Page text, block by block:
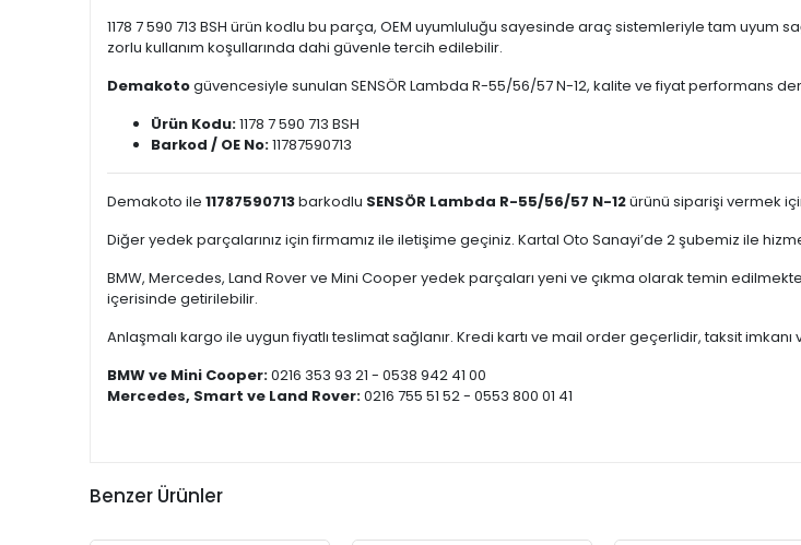
1178 7 590 713 BSH ürün kodlu bu parça, OEM uyumluluğu sayesinde araç sistemleriyle tam uyum
zorlu kullanım koşullarında dahi güvenle tercih edilebilir.
Demakotogüvencesiyle sunulan SENSÖR Lambda R-55/56/57 N-12, kalite ve fiyat performans
Ürün Kodu:1178 7 590 713 BSH
Barkod / OE No:11787590713
Demakoto ile 11787590713barkodlu SENSÖR Lambda R-55/56/57 N-12ürünü siparişi vermek
Diğer yedek parçalarınız için firmamız ile iletişime geçiniz. Kartal Oto Sanayi’de 2 şubemiz ile
BMW, Mercedes, Land Rover ve Mini Cooper yedek parçaları yeni ve çıkma olarak temin
içerisinde getirilebilir.
Anlaşmalı kargo ile uygun fiyatlı teslimat sağlanır. Kredi kartı ve mail order geçerlidir, taksit imkanı
BMW ve Mini Cooper:0216 353 93 21 - 0538 942 41 00
Mercedes, Smart ve Land Rover:0216 755 51 52 - 0553 800 01 41
Benzer Ürünler